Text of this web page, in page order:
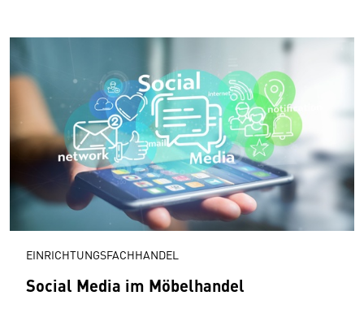
EINRICHTUNGSFACHHANDEL
Social Media im Möbelhandel